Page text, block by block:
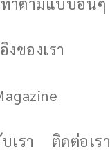
ของเรา
เรา ติดต่อเรา